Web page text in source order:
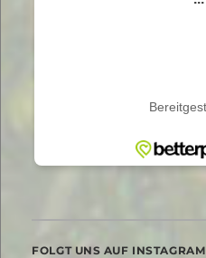
FOLGT UNS AUF INSTAGRAM